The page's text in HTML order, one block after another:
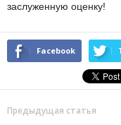
заслуженную оценку!
Facebook
Предыдущая статья